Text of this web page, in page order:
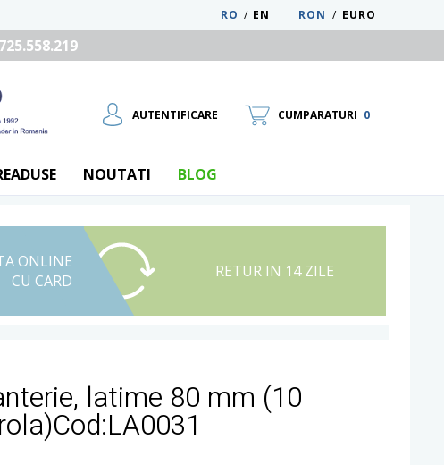
RON / EURO
EN
/
RO
AUTENTIFICARE
UTILIZATOR NOU
RECUPEREAZA PAROLA
CUMPARATURI 0
NOUTATI BLOG
ONLINE
CU CARD
RETUR IN 14 ZILE
latime 80 mm (10